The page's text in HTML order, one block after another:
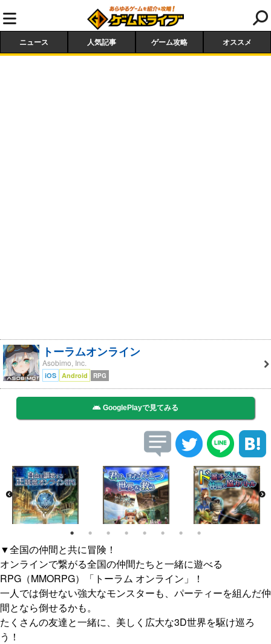
ニュース 人気記事 ゲーム攻略 オススメ
トーラムオンライン
Asobimo, Inc.
iOS Android RPG
GooglePlayで見てみる
▼全国の仲間と共に冒険！
オンラインで繋がる全国の仲間たちと一緒に遊べる
RPG（MMORPG）「トーラム オンライン」！
一人では倒せない強大なモンスターも、パーティーを組んだ仲
間となら倒せるかも。
たくさんの友達と一緒に、美しく広大な3D世界を駆け巡ろ
う！